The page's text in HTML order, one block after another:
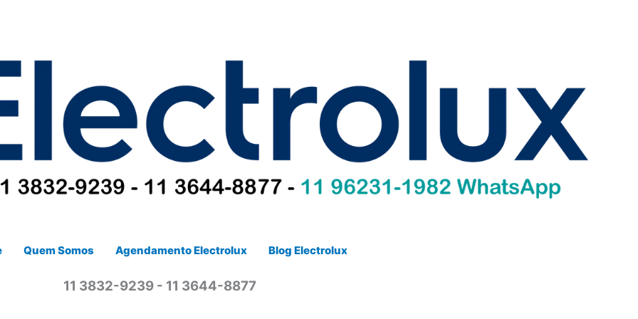
Quem Somos Agendamento Electrolux Blog Electrolux
11 3832-9239 - 11 3644-8877